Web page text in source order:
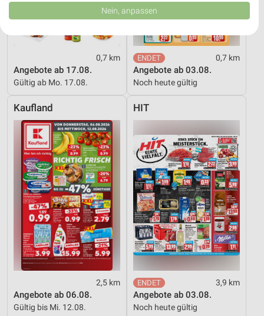
0,7 km
Angebote ab 17.08.
Gültig ab Mo. 17.08.
0,7 km
Angebote ab 03.08.
Noch heute gültig
Kaufland
2,5 km
Angebote ab 06.08.
Gültig bis Mi. 12.08.
HIT
3,9 km
Angebote ab 03.08.
Noch heute gültig
Daten können außerhalb der Europäischen Union weitergegeben und in die
USA gesendet werden.
Website/App.
Partnerliste anzeigen (1 IAB-Anbieter)
Wir nutzen Ihre Daten für folgende Zwecke:
IAB-Verarbeitungszwecke:
auf einem Endgerät
Verwendung reduzierter Daten zur Auswahl von
Werbeanzeigen
Erstellung von Profilen für personalisierte
Werbung
Verwendung von Profilen zur Auswahl
personalisierter Werbung
Erstellung von Profilen zur Personalisierung
von Inhalten
Verwendung von Profilen zur Auswahl
personalisierter Inhalte
Messung der Werbeleistung
Nein, anpassen